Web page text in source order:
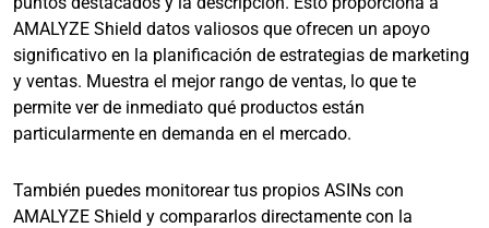
AMALYZE Shield datos valiosos que ofrecen un apoyo
significativo en la planificación de estrategias de marketing
y ventas. Muestra el mejor rango de ventas, lo que te
permite ver de inmediato qué productos están
particularmente en demanda en el mercado.
También puedes monitorear tus propios ASINs con
AMALYZE Shield y compararlos directamente con la